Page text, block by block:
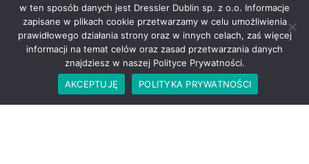
Biuro:(22) 45 70 402
Mail:biuro@swiatksiazki.pl
w ten sposób danych jest Dressler Dublin sp. z o.o. Informacje
zapisane w plikach cookie przetwarzamy w celu umożliwienia
prawidłowego działania strony oraz w innych celach, zaś więcej
informacji na temat celów oraz zasad przetwarzania danych
znajdziesz w naszej Polityce Prywatności.
AKCEPTUJĘ
POLITYKA PRYWATNOŚCI